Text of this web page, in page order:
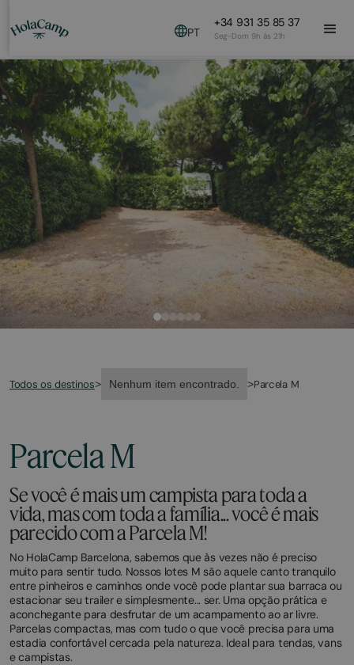
PT
+34 931 35 85 37
Seg-Dom 9h às 21h
Todos os destinos> Nenhum item encontrado. >Parcela M
Parcela M
Se você é mais um campista para toda a
vida, mas com toda a família... você é mais
parecido com a Parcela M!
No HolaCamp Barcelona, sabemos que às vezes não é preciso
muito para sentir tudo. Nossos lotes M são aquele canto tranquilo
entre pinheiros e caminhos onde você pode plantar sua barraca ou
estacionar seu trailer e simplesmente... ser. Uma opção prática e
aconchegante para desfrutar de um acampamento ao ar livre.
Parcelas compactas, mas com tudo o que você precisa para uma
estadia confortável cercada pela natureza. Ideal para tendas, vans
e campistas.